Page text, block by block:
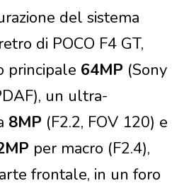
del sistema
di POCO F4 GT,
principale 64MP (Sony
un ultra-
8MP (F2.2, FOV 120) e
per macro (F2.4),
frontale, in un foro